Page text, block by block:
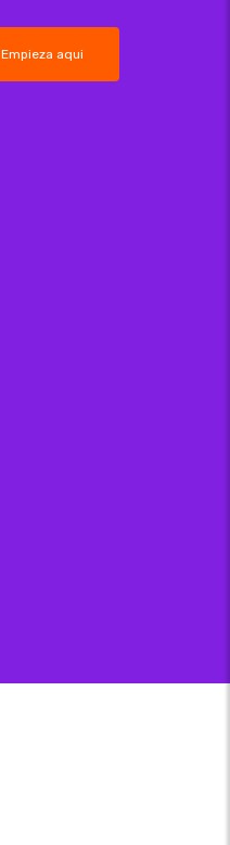
Empieza aqui